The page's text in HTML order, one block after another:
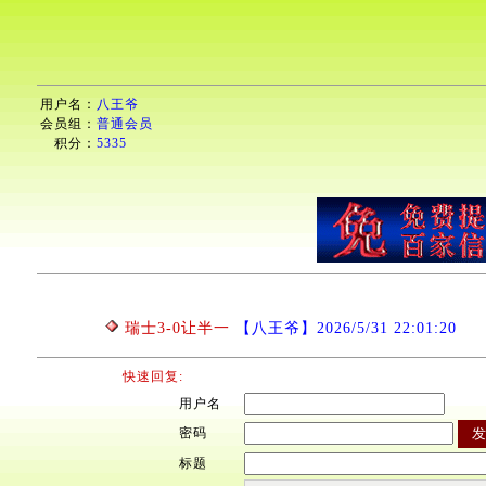
用户名： 八王爷
会员组： 普通会员
积分： 5335
瑞士3-0让半一 【八王爷】2026/5/31 22:01:20
快速回复:
用户名
密码
标题